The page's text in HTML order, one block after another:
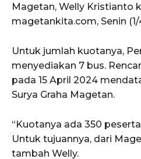
Magetan, Welly Kristianto
magetankita.com, Senin
Untuk jumlah kuotanya,
menyediakan 7 bus.
pada 15 April 2024
Surya Graha Magetan.
“Kuotanya ada 350
Untuk tujuannya, dari
tambah Welly.